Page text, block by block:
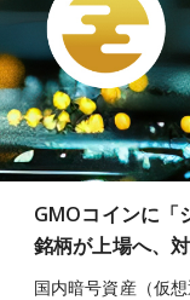
GMOコインに「
銘柄が上場へ、
国内暗号資産（仮